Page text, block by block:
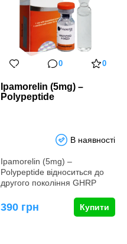
0 0
Ipamorelin (5mg) –
Polypeptide
В наявності
Ipamorelin (5mg) –
Polypeptide відноситься до
другого покоління GHRP
пеп…
390 грн Купити